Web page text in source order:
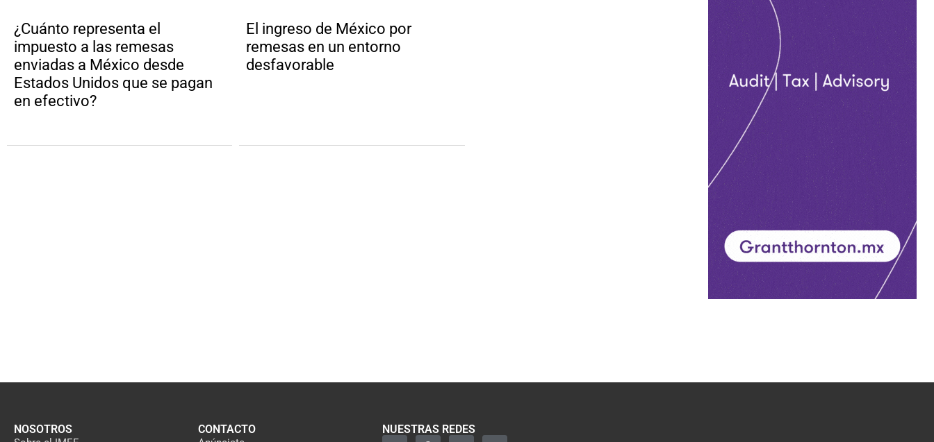
¿Cuánto representa el
impuesto a las remesas
enviadas a México desde
Estados Unidos que se pagan
en efectivo?
El ingreso de México por
remesas en un entorno
desfavorable
NOSOTROS CONTACTO NUESTRAS REDES